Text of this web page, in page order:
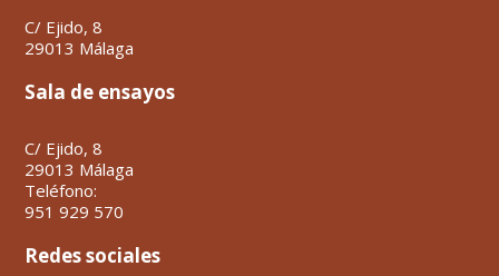
C/ Ejido, 8
29013 Málaga
Sala de ensayos
C/ Ejido, 8
29013 Málaga
Teléfono:
951 929 570
Redes sociales